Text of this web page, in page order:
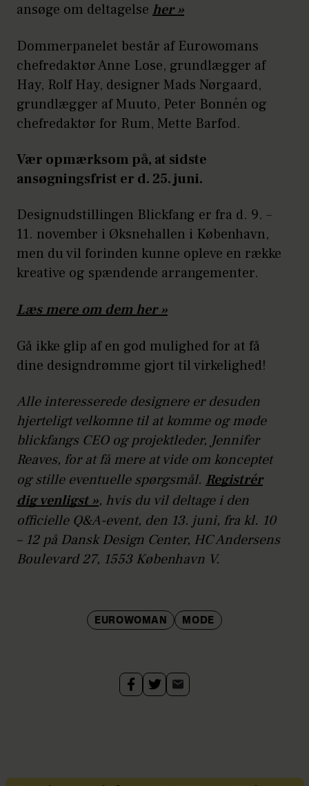
ansøge om deltagelse her »
Dommerpanelet består af Eurowomans
chefredaktør Anne Lose, grundlægger af
Hay, Rolf Hay, designer Mads Nørgaard,
grundlægger af Muuto, Peter Bonnén og
chefredaktør for Rum, Mette Barfod.
Vær opmærksom på, at sidste
ansøgningsfrist er d. 25. juni.
Designudstillingen Blickfang er fra d. 9. –
11. november i Øksnehallen i København,
men du vil forinden kunne opleve en række
kreative og spændende arrangementer.
Læs mere om dem her »
Gå ikke glip af en god mulighed for at få
dine designdrømme gjort til virkelighed!
Alle interesserede designere er desuden
hjerteligt velkomne til at komme og møde
blickfangs CEO og projektleder, Jennifer
Reaves, for at få mere at vide om konceptet
og stille eventuelle spørgsmål. Registrér
dig venligst », hvis du vil deltage i den
officielle Q&A-event, den 13. juni, fra kl. 10
– 12 på Dansk Design Center, HC Andersens
Boulevard 27, 1553 København V.
EUROWOMAN MODE